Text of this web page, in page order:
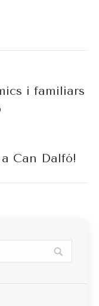
i familiars
Can Dalfó!